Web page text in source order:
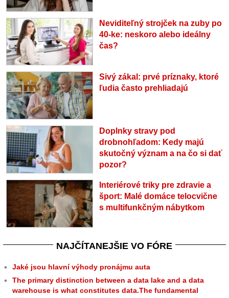
Neviditeľný strojček na zuby po
40-ke: neskoro alebo ideálny
čas?
Sivý zákal: prvé príznaky, ktoré
ľudia často prehliadajú
Doplnky stravy pod
drobnohľadom: Kedy majú
skutočný význam a na čo si dať
pozor?
Interiérové triky pre zdravie a
šport: Malé domáce telocvične
s multifunkčným nábytkom
NAJČÍTANEJŠIE VO FÓRE
Jaké jsou hlavní výhody pronájmu auta
The primary distinction between a data lake and a data
warehouse is what constitutes data.The fundamental